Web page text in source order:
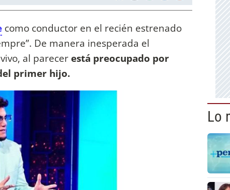
como conductor en el recién estrenado
De manera inesperada el
al parecer está preocupado por
primer hijo.
Lo